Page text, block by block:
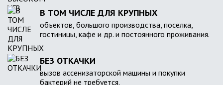
В ТОМ ЧИСЛЕ ДЛЯ КРУПНЫХ
объектов, большого производства, поселка,
гостиницы, кафе и др. и постоянного проживания.
БЕЗ ОТКАЧКИ
вызов ассенизаторской машины и покупки
бактерий не требуется.